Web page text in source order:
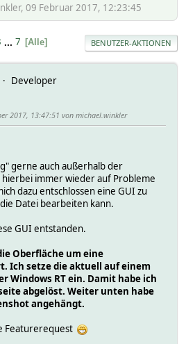
09 Februar 2017, 12:23:45
... 7 Alle BENUTZER-AKTIONEN
Developer
2017, 13:47:51 von michael.winkler
gerne auch außerhalb der
immer wieder auf Probleme
dazu entschlossen eine GUI zu
Datei bearbeiten kann.
GUI entstanden.
Oberfläche um eine
Ich setze die aktuell auf einem
Windows RT ein. Damit habe ich
abgelöst. Weiter unten habe
angehängt.
Featurerequest